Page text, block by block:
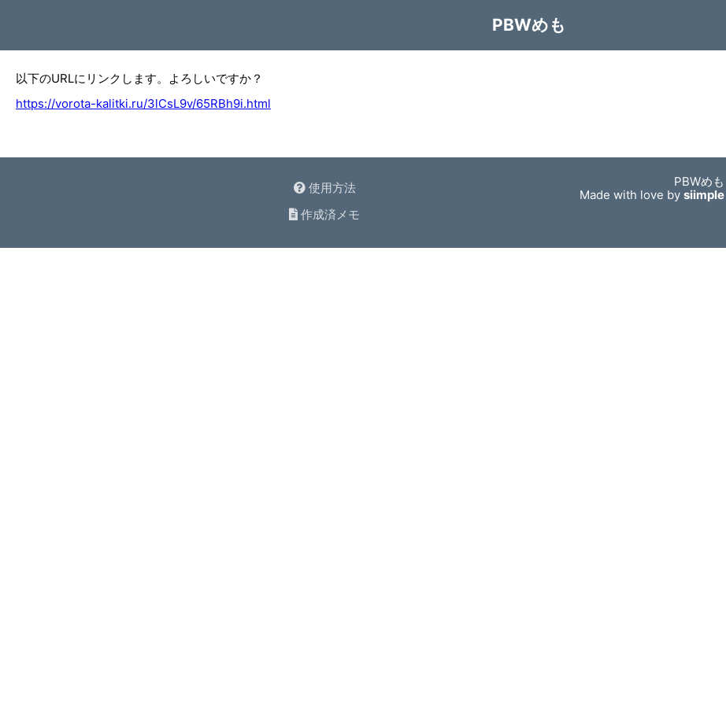
PBWめも
以下のURLにリンクします。よろしいですか？
https://vorota-kalitki.ru/3lCsL9v/65RBh9i.html
使用方法
作成済メモ
PBWめも
Made with love bysiimple